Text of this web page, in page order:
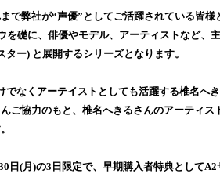
まで弊社が“声優”としてご活躍されている皆
を礎に、俳優やモデル、アーティストなど
ー) と展開するシリーズとなります。
でなくアーテイストとしても活躍する椎名へ
ご協力のもと、椎名へきるさんのアーティ
日(月)の3日限定で、早期購入者特典として